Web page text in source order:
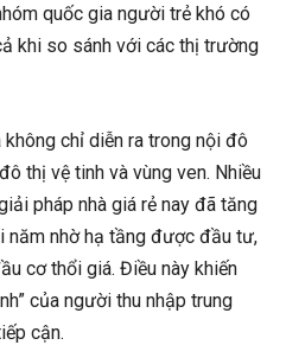
quốc gia người trẻ khó có
khi so sánh với các thị trường
chỉ diễn ra trong nội đô
thị vệ tinh và vùng ven. Nhiều
pháp nhà giá rẻ nay đã tăng
năm nhờ hạ tầng được đầu tư,
cơ thổi giá. Điều này khiến
của người thu nhập trung
cận.